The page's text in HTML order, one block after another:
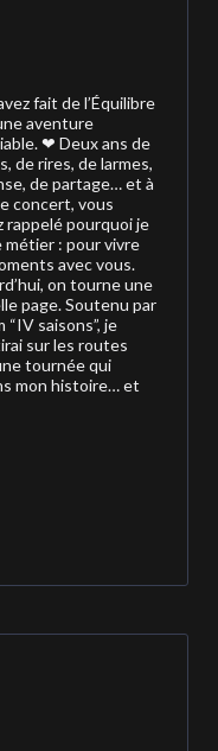
fait de l’Équilibre
aventure
❤ Deux ans de
de rires, de larmes,
de partage… et à
concert, vous
rappelé pourquoi je
métier : pour vivre
avec vous.
on tourne une
page. Soutenu par
“IV saisons”, je
sur les routes
tournée qui
mon histoire… et